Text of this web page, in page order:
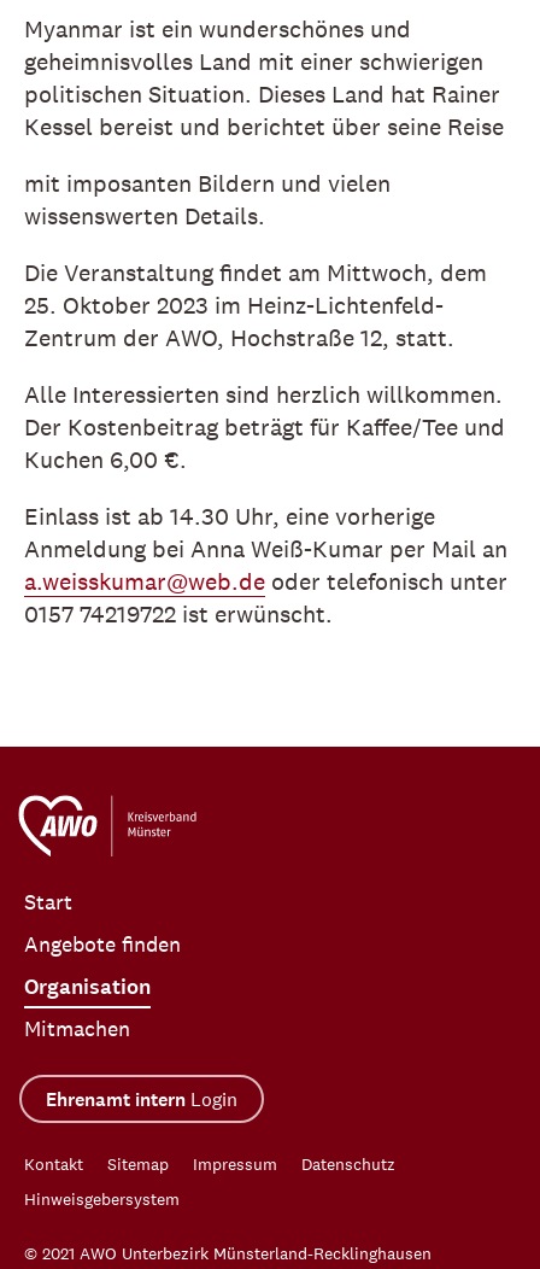
Myanmar ist ein wunderschönes und
geheimnisvolles Land mit einer schwierigen
politischen Situation. Dieses Land hat Rainer
Kessel bereist und berichtet über seine Reise
mit imposanten Bildern und vielen
wissenswerten Details.
Die Veranstaltung findet am Mittwoch, dem
25. Oktober 2023 im Heinz-Lichtenfeld-
Zentrum der AWO, Hochstraße 12, statt.
Alle Interessierten sind herzlich willkommen.
Der Kostenbeitrag beträgt für Kaffee/Tee und
Kuchen 6,00 €.
Einlass ist ab 14.30 Uhr, eine vorherige
Anmeldung bei Anna Weiß-Kumar per Mail an
a.weisskumar@web.de oder telefonisch unter
0157 74219722 ist erwünscht.
Start
Angebote finden
Organisation
Mitmachen
Ehrenamt intern Login
© 2021 AWO Unterbezirk Münsterland-Recklinghausen
Kontakt Sitemap Impressum
Datenschutz
Hinweisgebersystem